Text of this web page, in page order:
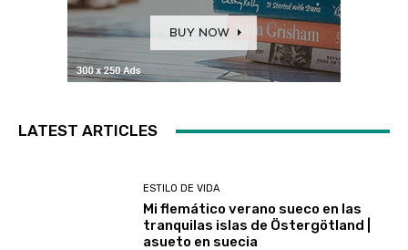
LATEST ARTICLES
ESTILO DE VIDA
Mi flemático verano sueco en las
tranquilas islas de Östergötland |
asueto en suecia